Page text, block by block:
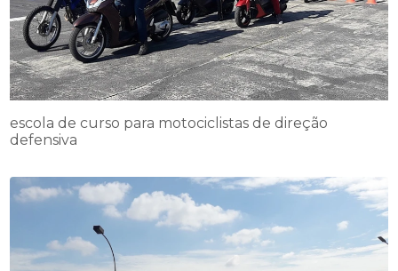
escola de curso para motociclistas de direção
defensiva